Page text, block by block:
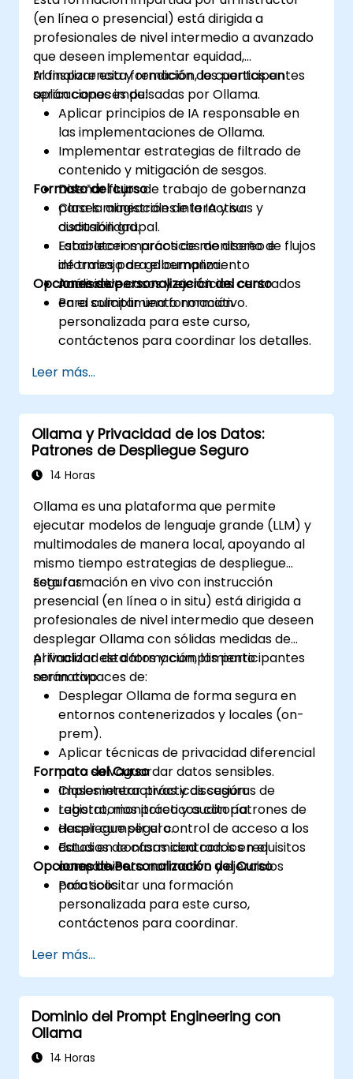
(en línea o presencial) está dirigida a
profesionales de nivel intermedio a avanzado
que deseen implementar equidad,
transparencia y rendición de cuentas en
aplicaciones impulsadas por Ollama.
Al finalizar esta formación, los participantes
serán capaces de:
Aplicar principios de IA responsable en
las implementaciones de Ollama.
Implementar estrategias de filtrado de
contenido y mitigación de sesgos.
Diseñar flujos de trabajo de gobernanza
para la alineación de la IA y su
auditabilidad.
Establecer marcos de monitoreo e
informes para el cumplimiento
normativo.
Formato del curso
Clases magistrales interactivas y
discusión grupal.
Laboratorios prácticos de diseño de flujos
de trabajo de gobernanza.
Análisis de casos y ejercicios centrados
en el cumplimiento normativo.
Opciones de personalización del curso
Para solicitar una formación
personalizada para este curso,
contáctenos para coordinar los detalles.
Leer más...
Ollama y Privacidad de los Datos:
Patrones de Despliegue Seguro
14 Horas
Ollama es una plataforma que permite
ejecutar modelos de lenguaje grande (LLM) y
multimodales de manera local, apoyando al
mismo tiempo estrategias de despliegue
seguras.
Esta formación en vivo con instrucción
presencial (en línea o in situ) está dirigida a
profesionales de nivel intermedio que deseen
desplegar Ollama con sólidas medidas de
privacidad de datos y cumplimiento
normativo.
Al finalizar esta formación, los participantes
serán capaces de:
Desplegar Ollama de forma segura en
entornos contenerizados y locales (on-
prem).
Aplicar técnicas de privacidad diferencial
para salvaguardar datos sensibles.
Implementar prácticas seguras de
registro, monitoreo y auditoría.
Hacer cumplir el control de acceso a los
datos en conformidad con los requisitos
normativos.
Formato del Curso
Clases interactivas y discusión.
Laboratorios prácticos con patrones de
despliegue seguro.
Estudios de casos centrados en el
cumplimiento normativo y ejercicios
prácticos.
Opciones de Personalización del Curso
Para solicitar una formación
personalizada para este curso,
contáctenos para coordinar.
Leer más...
Dominio del Prompt Engineering con
Ollama
14 Horas